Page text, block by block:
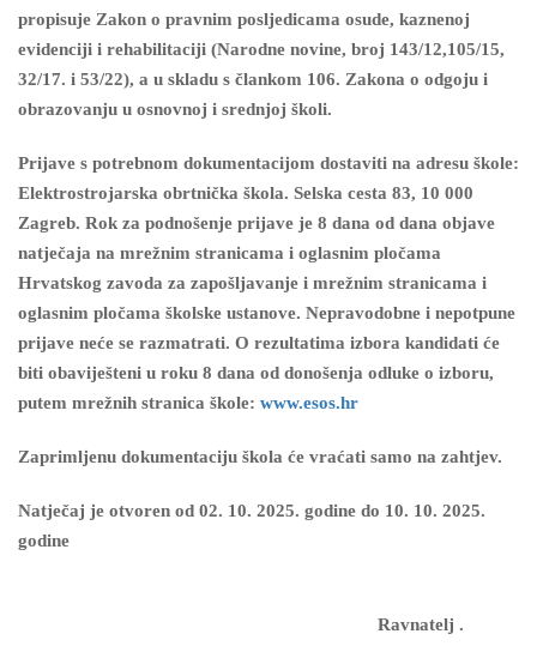
propisuje Zakon o pravnim posljedicama osude, kaznenoj
evidenciji i rehabilitaciji (Narodne novine, broj 143/12,105/15,
32/17. i 53/22), a u skladu s člankom 106. Zakona o odgoju i
obrazovanju u osnovnoj i srednjoj školi.
Prijave s potrebnom dokumentacijom dostaviti na adresu škole:
Elektrostrojarska obrtnička škola. Selska cesta 83, 10 000
Zagreb. Rok za podnošenje prijave je 8 dana od dana objave
natječaja na mrežnim stranicama i oglasnim pločama
Hrvatskog zavoda za zapošljavanje i mrežnim stranicama i
oglasnim pločama školske ustanove. Nepravodobne i nepotpune
prijave neće se razmatrati. O rezultatima izbora kandidati će
biti obaviješteni u roku 8 dana od donošenja odluke o izboru,
putem mrežnih stranica škole: www.esos.hr
Zaprimljenu dokumentaciju škola će vraćati samo na zahtjev.
Natječaj je otvoren od 02. 10. 2025. godine do 10. 10. 2025.
godine
Ravnatelj .